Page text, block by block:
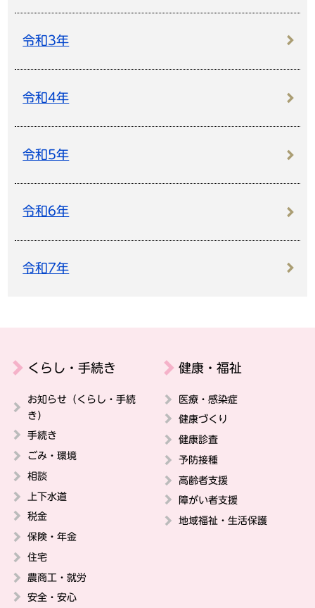
令和3年
令和4年
令和5年
令和6年
令和7年
くらし・手続き
お知らせ（くらし・手続
き）
手続き
ごみ・環境
相談
上下水道
税金
保険・年金
住宅
農商工・就労
安全・安心
健康・福祉
医療・感染症
健康づくり
健康診査
予防接種
高齢者支援
障がい者支援
地域福祉・生活保護